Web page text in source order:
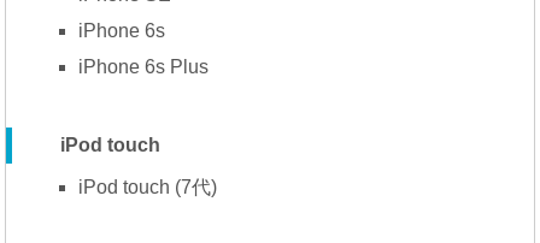
iPhone 6s
iPhone 6s Plus
iPod touch
iPod touch (7代)